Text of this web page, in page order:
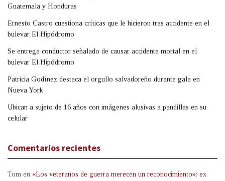
Guatemala y Honduras
Ernesto Castro cuestiona críticas que le hicieron tras accidente en el
bulevar El Hipódromo
Se entrega conductor señalado de causar accidente mortal en el
bulevar El Hipódromo
Patricia Godínez destaca el orgullo salvadoreño durante gala en
Nueva York
Ubican a sujeto de 16 años con imágenes alusivas a pandillas en su
celular
Comentarios recientes
Tom en «Los veteranos de guerra merecen un reconocimiento»: ex